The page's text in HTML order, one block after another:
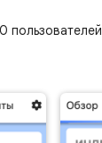
пользователей